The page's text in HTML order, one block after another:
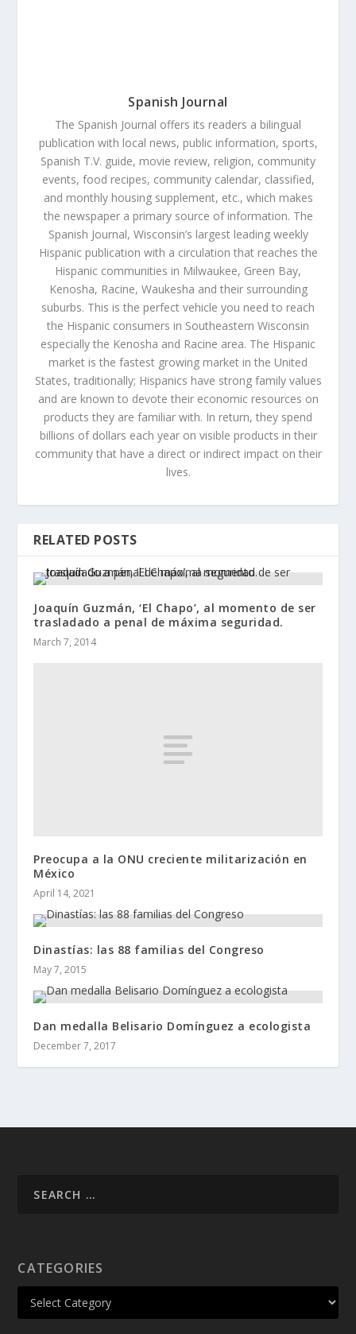
Spanish Journal
The Spanish Journal offers its readers a bilingual
publication with local news, public information, sports,
Spanish T.V. guide, movie review, religion, community
events, food recipes, community calendar, classified,
and monthly housing supplement, etc., which makes
the newspaper a primary source of information. The
Spanish Journal, Wisconsin’s largest leading weekly
Hispanic publication with a circulation that reaches the
Hispanic communities in Milwaukee, Green Bay,
Kenosha, Racine, Waukesha and their surrounding
suburbs. This is the perfect vehicle you need to reach
the Hispanic consumers in Southeastern Wisconsin
especially the Kenosha and Racine area. The Hispanic
market is the fastest growing market in the United
States, traditionally; Hispanics have strong family values
and are known to devote their economic resources on
products they are familiar with. In return, they spend
billions of dollars each year on visible products in their
community that have a direct or indirect impact on their
lives.
RELATED POSTS
Joaquín Guzmán, ‘El Chapo’, al momento de ser
trasladado a penal de máxima seguridad.
March 7, 2014
Preocupa a la ONU creciente militarización en
México
April 14, 2021
Dinastías: las 88 familias del Congreso
May 7, 2015
Dan medalla Belisario Domínguez a ecologista
December 7, 2017
CATEGORIES